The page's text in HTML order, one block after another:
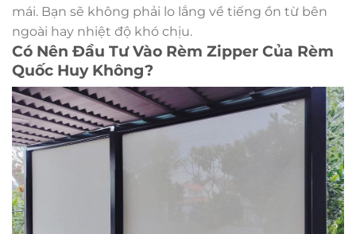
mái. Bạn sẽ không phải lo lắng về tiếng ồn từ bên
ngoài hay nhiệt độ khó chịu.
Có Nên Đầu Tư Vào Rèm Zipper Của Rèm
Quốc Huy Không?